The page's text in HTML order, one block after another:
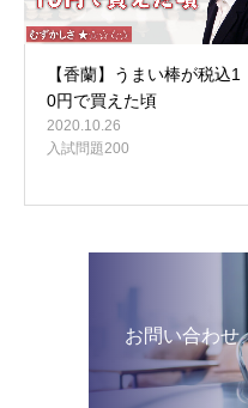
【香蘭】うまい棒が税込1
0円で買えた頃
2020.10.26
入試問題200
お問い合わせ